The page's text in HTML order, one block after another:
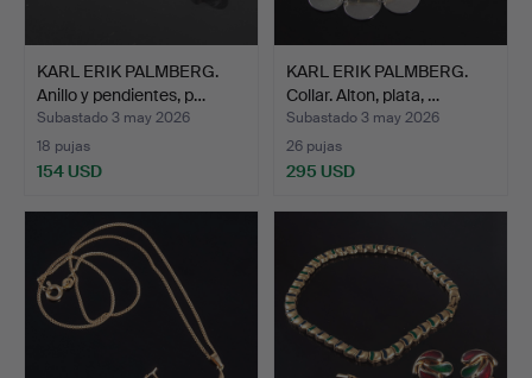
KARL ERIK PALMBERG.
Anillo y pendientes, p…
Subastado 3 may 2026
18 pujas
154 USD
KARL ERIK PALMBERG.
Collar. Alton, plata, …
Subastado 3 may 2026
26 pujas
295 USD